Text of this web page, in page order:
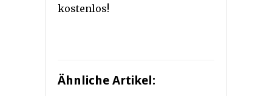
kostenlos!
Ähnliche Artikel: